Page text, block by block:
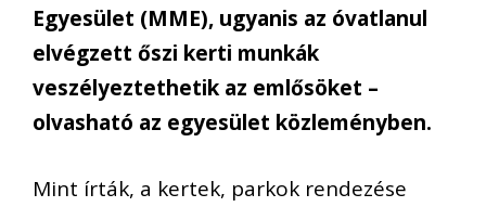
Egyesület (MME), ugyanis az óvatlanul
elvégzett őszi kerti munkák
veszélyeztethetik az emlősöket –
olvasható az egyesület közleményben.
Mint írták, a kertek, parkok rendezése